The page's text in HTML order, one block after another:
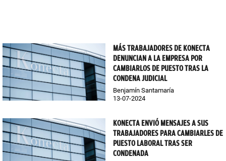
MÁS TRABAJADORES DE KONECTA
DENUNCIAN A LA EMPRESA POR
CAMBIARLOS DE PUESTO TRAS LA
CONDENA JUDICIAL
Benjamín Santamaría
13-07-2024
KONECTA ENVIÓ MENSAJES A SUS
TRABAJADORES PARA CAMBIARLES DE
PUESTO LABORAL TRAS SER
CONDENADA